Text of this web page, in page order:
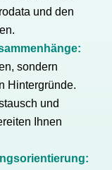
und den
sondern
Hintergründe.
und
Ihnen